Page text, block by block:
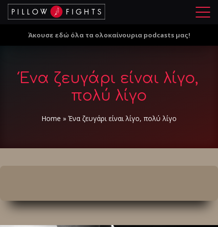
Μ
ο
Άκουσε εδώ όλα τα ολοκαίνουρια podcasts μας!
Ένα ζευγάρι είναι λίγο,
πολύ λίγο
Home » Ένα ζευγάρι είναι λίγο, πολύ λίγο